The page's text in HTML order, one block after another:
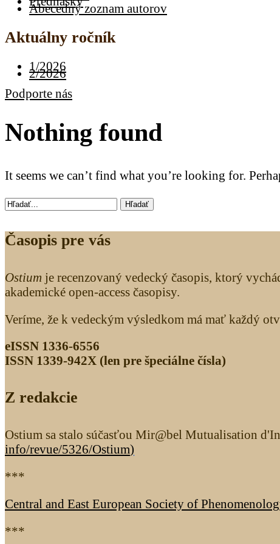
Abecedný zoznam autorov
Aktuálny ročník
1/2026
2/2026
Podporte nás
Nothing found
It seems we can’t find what you’re looking for.
Hľadať
Časopis pre vás
Ostium je recenzovaný vedecký časopis, ktorý
akademické open-access časopisy.
Veríme, že k vedeckým výsledkom má mať každý
eISSN 1336-6556
ISSN 1339­-942X (len pre špeciálne čísla)
Z redakcie
Ostium sa stalo súčasťou Mir@bel Mutualisation
info/revue/5326/Ostium)
***
Central and East European Society of
***